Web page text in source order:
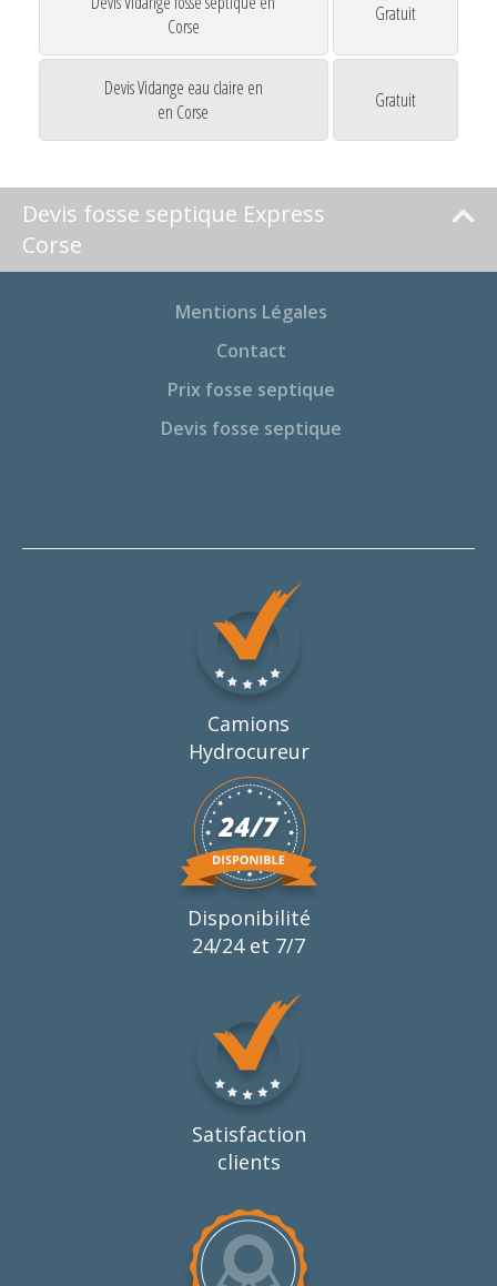
Corse
Gratuit
Devis Vidange eau claire en
en Corse
Gratuit
Devis fosse septique Express
Corse
Mentions Légales
Contact
Prix fosse septique
Devis fosse septique
Camions
Hydrocureur
Disponibilité
24/24 et 7/7
Satisfaction
clients